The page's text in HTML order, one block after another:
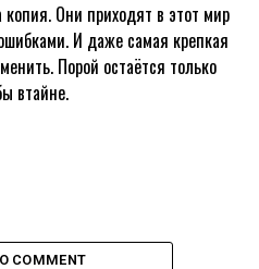
Они приходят в этот мир
И даже самая крепкая
Порой остаётся только
втайне.
COMMENT